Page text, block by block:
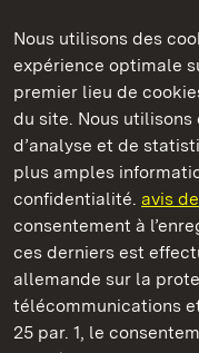
Nous utilisons des
expérience optimale
premier lieu de
du site. Nous
d’analyse et de
plus amples
confidentialité. avis
consentement à
ces derniers est
allemande sur la
télécommunications
25 par. 1, le
Châteaux et jardins
Staatliche Schlösser und
Châteaux et jardins
ContactFAQ et
Protection des
Explications sur